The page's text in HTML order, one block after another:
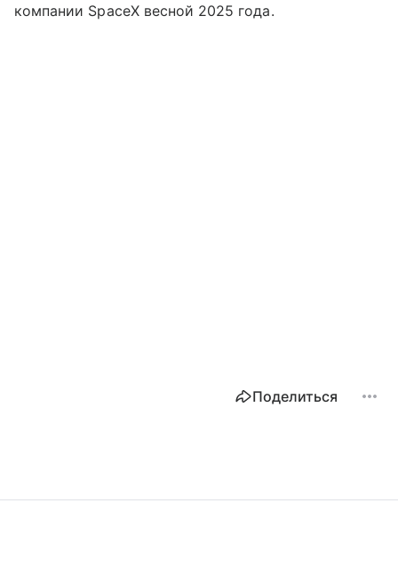
компании SpaceX весной 2025 года.
Поделиться